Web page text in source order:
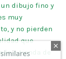
un dibujo fino y
muy
y no pierden
que
o tienda de